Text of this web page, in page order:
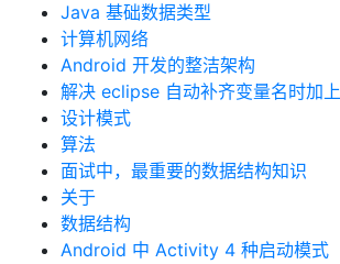
Java 基础数据类型
计算机网络
Android 开发的整洁架构
解决 eclipse 自动补齐变量名时加
设计模式
算法
面试中，最重要的数据结构知识
关于
数据结构
Android 中 Activity 4 种启动模式